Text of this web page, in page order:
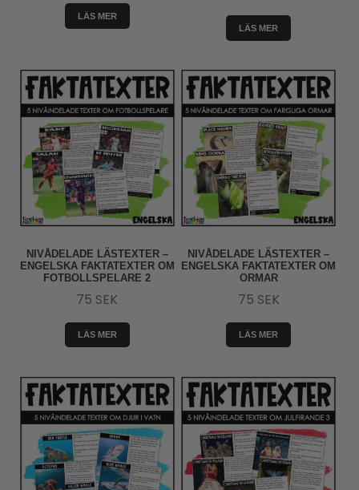
LÄS MER
LÄS MER
NIVÅDELADE LÄSTEXTER –
ENGELSKA FAKTATEXTER OM
FOTBOLLSPELARE 2
75 SEK
LÄS MER
NIVÅDELADE LÄSTEXTER –
ENGELSKA FAKTATEXTER OM
ORMAR
75 SEK
LÄS MER